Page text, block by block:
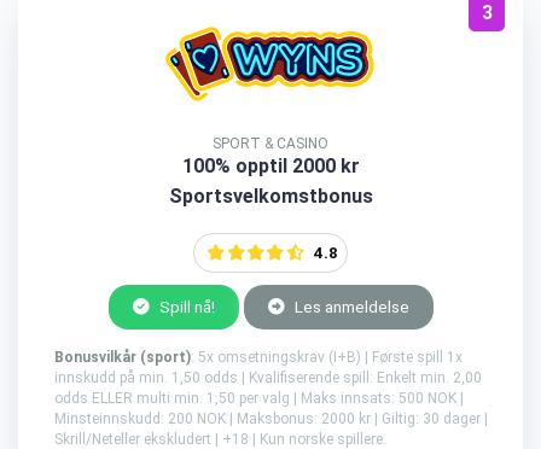
3
SPORT & CASINO
100% opptil 2000 kr
Sportsvelkomstbonus
4.8
Spill nå! Les anmeldelse
Bonusvilkår (sport): 5x omsetningskrav (I+B) | Første spill 1x
innskudd på min. 1,50 odds | Kvalifiserende spill: Enkelt min. 2,00
odds ELLER multi min. 1,50 per valg | Maks innsats: 500 NOK |
Minsteinnskudd: 200 NOK | Maksbonus: 2000 kr | Giltig: 30 dager |
Skrill/Neteller ekskludert | +18 | Kun norske spillere.